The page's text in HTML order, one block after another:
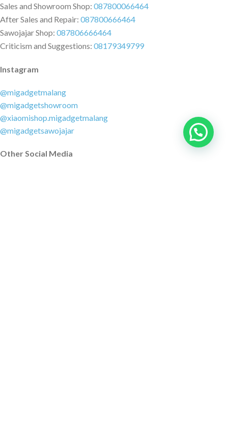
Sales and Showroom Shop: 087800066464
After Sales and Repair: 087800666464
Sawojajar Shop: 087806666464
Criticism and Suggestions: 08179349799
Instagram
@migadgetmalang
@migadgetshowroom
@xiaomishop.migadgetmalang
@migadgetsawojajar
Other Social Media